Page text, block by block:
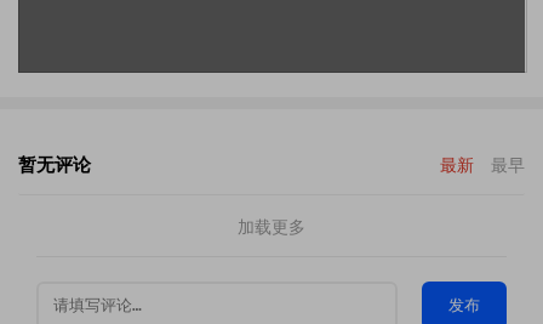
暂无评论 最新 最早
加载更多
发布